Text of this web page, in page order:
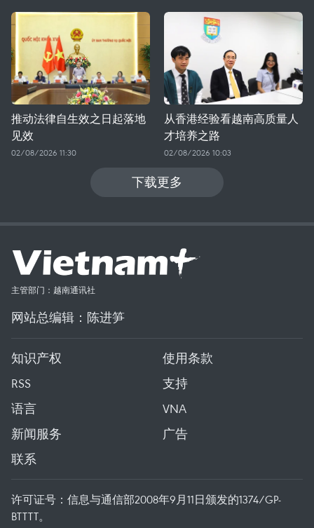
推动法律自生效之日起落地
见效
02/08/2026 11:30
从香港经验看越南高质量人
才培养之路
02/08/2026 10:03
下载更多
主管部门：越南通讯社
网站总编辑：陈进笋
知识产权
使用条款
RSS
支持
语言
VNA
新闻服务
广告
联系
许可证号：信息与通信部2008年9月11日颁发的1374/GP-
BTTTT。